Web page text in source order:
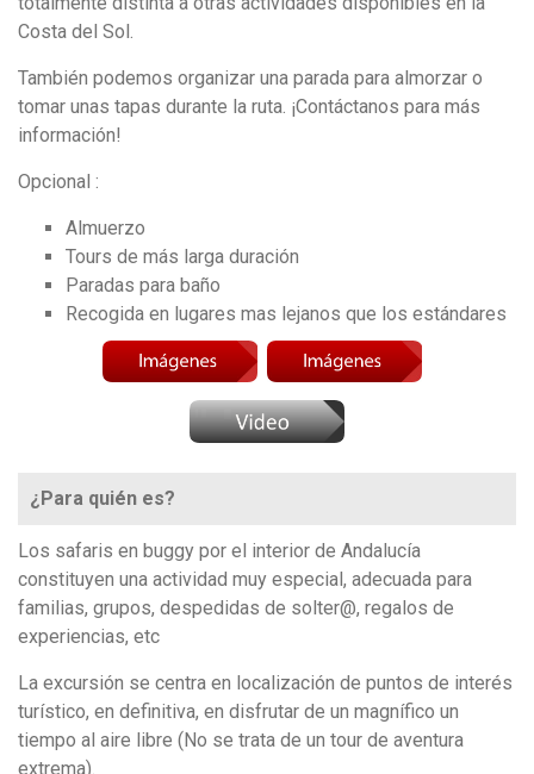
Costa del Sol.
También podemos organizar una parada para almorzar o
tomar unas tapas durante la ruta. ¡Contáctanos para más
información!
Opcional :
Almuerzo
Tours de más larga duración
Paradas para baño
Recogida en lugares mas lejanos que los estándares
¿Para quién es?
Los safaris en buggy por el interior de Andalucía
constituyen una actividad muy especial, adecuada para
familias, grupos, despedidas de solter@, regalos de
experiencias, etc
La excursión se centra en localización de puntos de interés
turístico, en definitiva, en disfrutar de un magnífico un
tiempo al aire libre (No se trata de un tour de aventura
extrema).